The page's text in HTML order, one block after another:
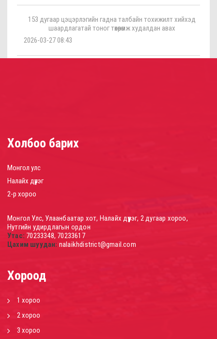
153 дугаар цэцэрлэгийн гадна талбайн тохижилт хийхэд
шаардлагатай тоног төхөөрөмж худалдан авах
2026-03-27 08:43
Холбоо барих
Монгол улс
Налайх дүүрэг
2-р хороо
Монгол Улс, Улаанбаатар хот, Налайх дүүрэг, 2 дугаар хороо,
Нутгийн удирдлагын ордон
Утас: 70233348, 70233617
Цахим шуудан: nalaikhdistrict@gmail.com
Хороод
1 хороо
2 хороо
3 хороо